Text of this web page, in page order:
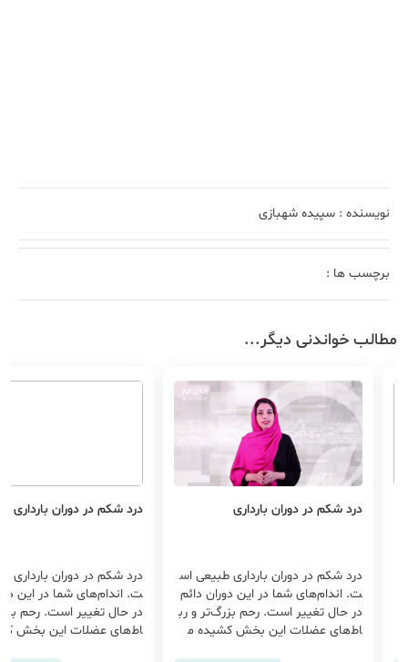
نویسنده : سپیده شهبازی
برچسب ها :
مطالب خواندنی دیگر...
درد شکم در دوران بارداری
درد شکم در دوران بارداری طبیعی اس
ت. اندام‌های شما در این دوران دائم
در حال تغییر است. رحم بزرگ‌تر و رب
ا‌ط‌های عضلات این بخش کشیده م
درد شکم در دوران بارداری
درد شکم در دوران بارداری
ت. اندام‌های شما در این
در حال تغییر است. رحم
ا‌ط‌های عضلات این بخش